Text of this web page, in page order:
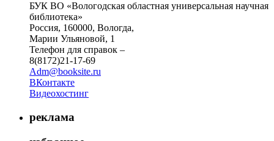
БУК ВО «Вологодская областная универсальная научная
библиотека»
Россия, 160000, Вологда,
Марии Ульяновой, 1
Телефон для справок –
8(8172)21-17-69
Adm@booksite.ru
ВКонтакте
Видеохостинг
реклама